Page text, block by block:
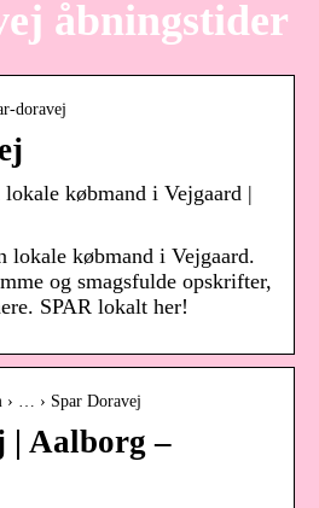
åbningstider
doravej
købmand i Vejgaard |
lokale købmand i Vejgaard.
og smagsfulde opskrifter,
SPAR lokalt her!
› … › Spar Doravej
| Aalborg –